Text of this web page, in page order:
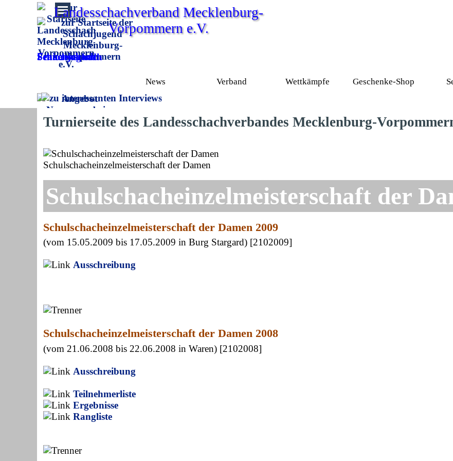
Direkt zum Seiteninhalt
Landesschachverband Mecklenburg-
Vorpommern e.V.
Frauenschach
Schachjugend
Seniorenschach
Menü überspringen
News ▼
Verband ▼
Wettkämpfe ▼
Geschenke-Shop
Turnierseite des Landesschachverbandes Mecklenburg-
Schulschacheinzelmeisterschaft der Damen
Schulschacheinzelmeisterschaft der
Schulschacheinzelmeisterschaft der Damen 2009
(vom 15.05.2009 bis 17.05.2009 in Burg Stargard) [2102009]
Ausschreibung
Schulschacheinzelmeisterschaft der Damen 2008
(vom 21.06.2008 bis 22.06.2008 in Waren) [2102008]
Ausschreibung
Teilnehmerliste
Ergebnisse
Rangliste